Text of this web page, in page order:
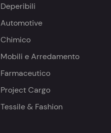
Deperibili
Automotive
Chimico
Mobili e Arredamento
Farmaceutico
Project Cargo
Tessile & Fashion